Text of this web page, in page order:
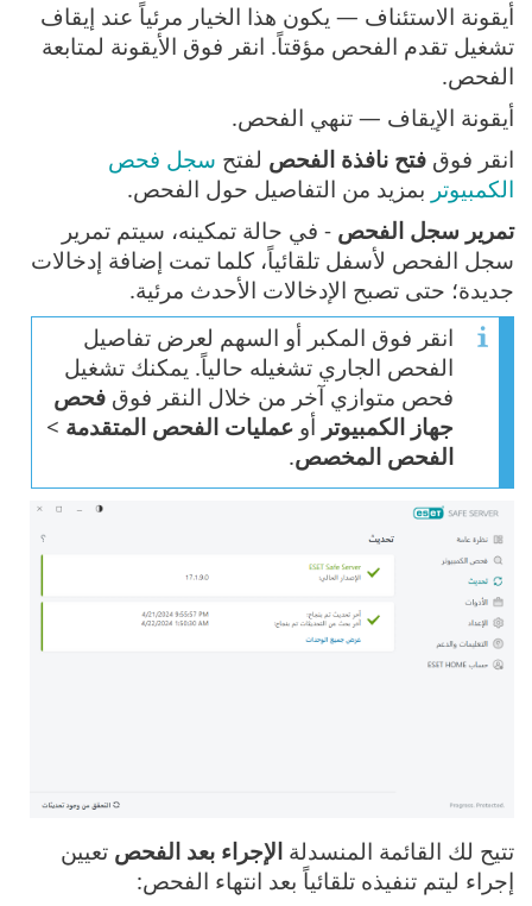
أيقونة الاستئناف — يكون هذا الخيار مرئياً عند إيقاف
تشغيل تقدم الفحص مؤقتاً. انقر فوق الأيقونة لمتابعة
الفحص.
أيقونة الإيقاف — تنهي الفحص.
انقر فوق فتح نافذة الفحص لفتح سجل فحص
الكمبيوتر بمزيد من التفاصيل حول الفحص.
تمرير سجل الفحص - في حالة تمكينه، سيتم تمرير
سجل الفحص لأسفل تلقائياً، كلما تمت إضافة إدخالات
جديدة؛ حتى تصبح الإدخالات الأحدث مرئية.
انقر فوق المكبر أو السهم لعرض تفاصيل
الفحص الجاري تشغيله حالياً. يمكنك تشغيل
فحص متوازي آخر من خلال النقر فوق فحص
جهاز الكمبيوتر أو عمليات الفحص المتقدمة >
الفحص المخصص.
تتيح لك القائمة المنسدلة الإجراء بعد الفحص تعيين
إجراء ليتم تنفيذه تلقائياً بعد انتهاء الفحص: